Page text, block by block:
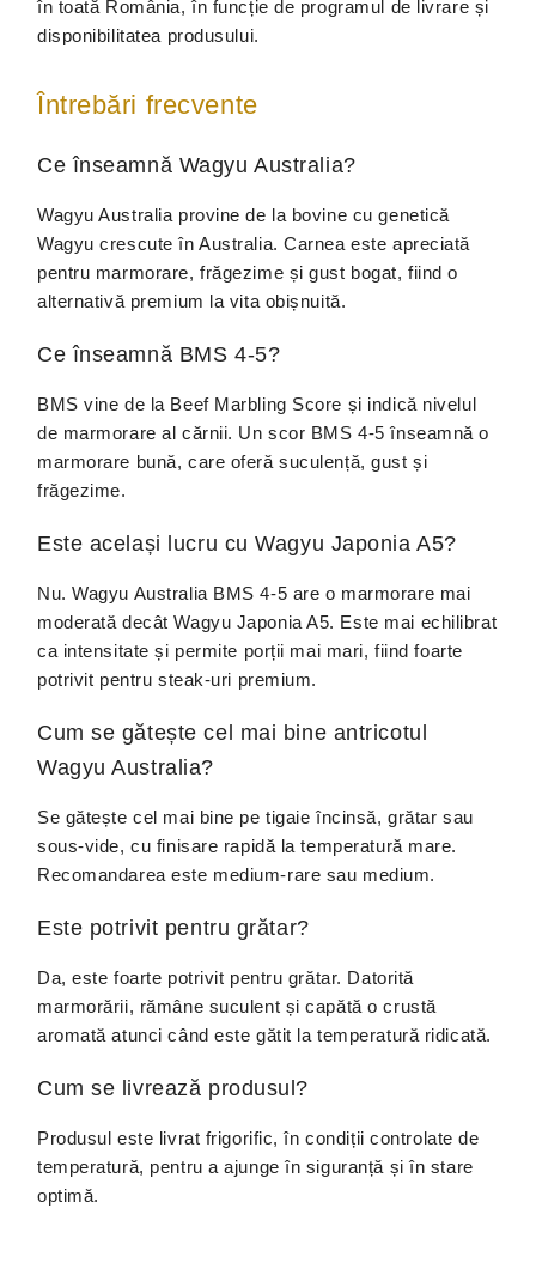
în toată România, în funcție de programul de livrare și
disponibilitatea produsului.
Întrebări frecvente
Ce înseamnă Wagyu Australia?
Wagyu Australia provine de la bovine cu genetică
Wagyu crescute în Australia. Carnea este apreciată
pentru marmorare, frăgezime și gust bogat, fiind o
alternativă premium la vita obișnuită.
Ce înseamnă BMS 4-5?
BMS vine de la Beef Marbling Score și indică nivelul
de marmorare al cărnii. Un scor BMS 4-5 înseamnă o
marmorare bună, care oferă suculență, gust și
frăgezime.
Este același lucru cu Wagyu Japonia A5?
Nu. Wagyu Australia BMS 4-5 are o marmorare mai
moderată decât Wagyu Japonia A5. Este mai echilibrat
ca intensitate și permite porții mai mari, fiind foarte
potrivit pentru steak-uri premium.
Cum se gătește cel mai bine antricotul
Wagyu Australia?
Se gătește cel mai bine pe tigaie încinsă, grătar sau
sous-vide, cu finisare rapidă la temperatură mare.
Recomandarea este medium-rare sau medium.
Este potrivit pentru grătar?
Da, este foarte potrivit pentru grătar. Datorită
marmorării, rămâne suculent și capătă o crustă
aromată atunci când este gătit la temperatură ridicată.
Cum se livrează produsul?
Produsul este livrat frigorific, în condiții controlate de
temperatură, pentru a ajunge în siguranță și în stare
optimă.